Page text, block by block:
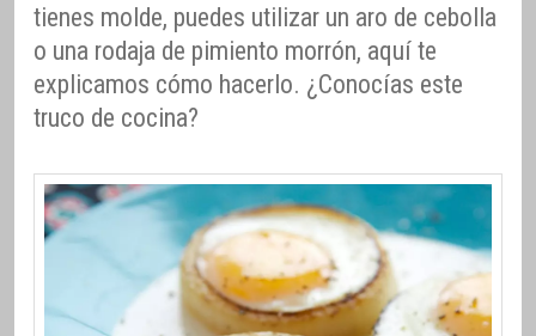
tienes molde, puedes utilizar un aro de cebolla
o una rodaja de pimiento morrón, aquí te
explicamos cómo hacerlo. ¿Conocías este
truco de cocina?